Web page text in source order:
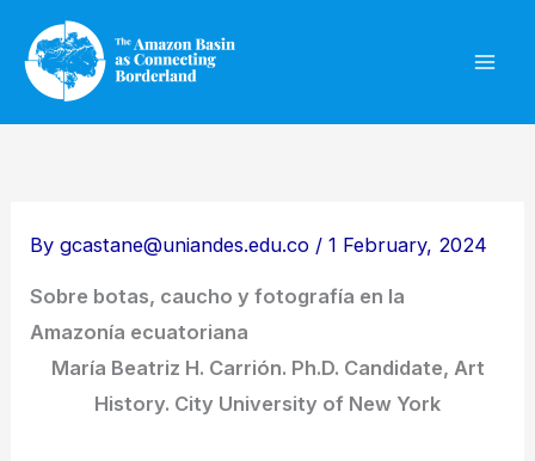
content
Bygcastane@uniandes.edu.co /1 February, 2024
Sobre botas, caucho y fotografía en la
Amazonía ecuatoriana
María Beatriz H. Carrión. Ph.D. Candidate, Art
History. City University of New York